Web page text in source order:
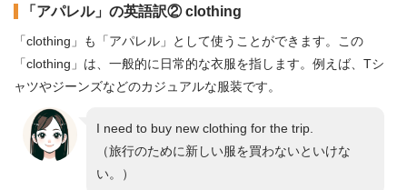
「アパレル」の英語訳② clothing
「clothing」も「アパレル」として使うことができます。この
「clothing」は、一般的に日常的な衣服を指します。例えば、Tシ
ャツやジーンズなどのカジュアルな服装です。
I need to buy new clothing for the trip.
（旅行のために新しい服を買わないといけな
い。）